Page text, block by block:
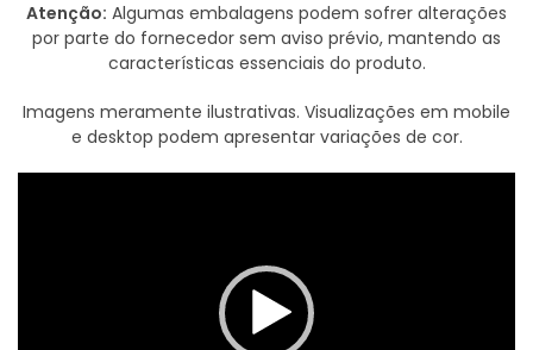
Atenção: Algumas embalagens podem sofrer alterações
por parte do fornecedor sem aviso prévio, mantendo as
características essenciais do produto.
Imagens meramente ilustrativas. Visualizações em mobile
e desktop podem apresentar variações de cor.